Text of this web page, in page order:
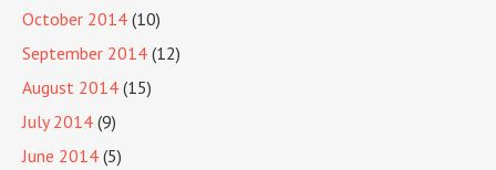
October 2014 (10)
September 2014 (12)
August 2014 (15)
July 2014 (9)
June 2014 (5)